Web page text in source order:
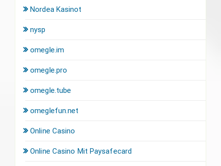
Nordea Kasinot
nysp
omegle.im
omegle.pro
omegle.tube
omeglefun.net
Online Casino
Online Casino Mit Paysafecard